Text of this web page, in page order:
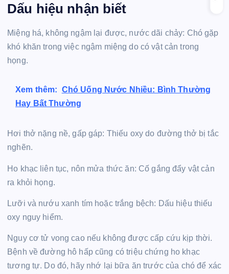
Dấu hiệu nhận biết
Miệng há, không ngậm lại được, nước dãi chảy: Chó gặp
khó khăn trong việc ngậm miệng do có vật cản trong
họng.
Xem thêm: Chó Uống Nước Nhiều: Bình Thường
Hay Bất Thường
Hơi thở nặng nề, gấp gáp: Thiếu oxy do đường thở bị tắc
nghẽn.
Ho khạc liên tục, nôn mửa thức ăn: Cố gắng đẩy vật cản
ra khỏi họng.
Lưỡi và nướu xanh tím hoặc trắng bệch: Dấu hiệu thiếu
oxy nguy hiểm.
Nguy cơ tử vong cao nếu không được cấp cứu kịp thời.
Bệnh về đường hô hấp cũng có triệu chứng ho khạc
tương tự. Do đó, hãy nhớ lại bữa ăn trước của chó để xác